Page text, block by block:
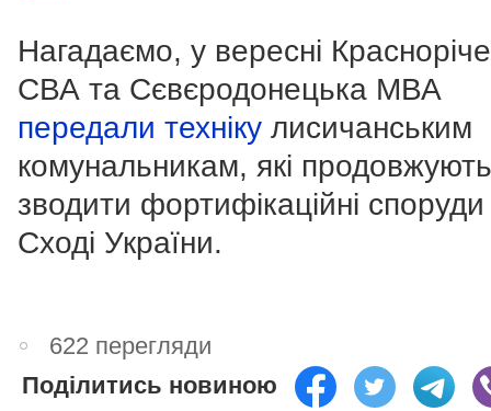
Нагадаємо, у вересні
СВА та Сєвєродонецька МВА
передали техніку лисичанським
комунальникам, які продовжують
зводити фортифікаційні
Сході України.
622 перегляди
Поділитись новиною